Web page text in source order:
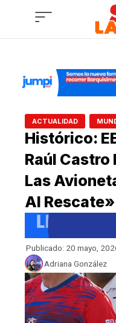
ACTUALIDAD
Histórico:
Raúl Castro
Las
Al Rescate»
Publicado: 20 mayo,
Adriana González